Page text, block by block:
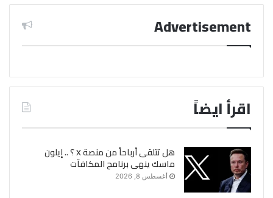
Advertisement
اقرأ ايضاً
هل تتلقى أرباحاً من منصة X ؟ .. إيلون
ماسك ينهى برنامج المكافآت
أغسطس 8, 2026